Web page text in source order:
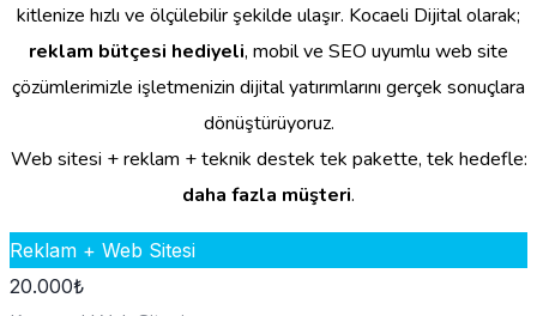
kitlenize hızlı ve ölçülebilir şekilde ulaşır. Kocaeli Dijital olarak;
reklam bütçesi hediyeli, mobil ve SEO uyumlu web site
çözümlerimizle işletmenizin dijital yatırımlarını gerçek sonuçlara
dönüştürüyoruz.
Web sitesi + reklam + teknik destek tek pakette, tek hedefle:
daha fazla müşteri.
Reklam + Web Sitesi
20.000₺